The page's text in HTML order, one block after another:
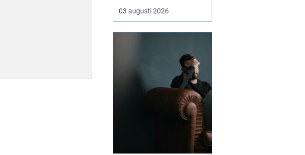
Behandlingshem bli
trygga punkt som
bara om att få tak över
huvudet, utan om att få
skydd, professi...
03 augusti 2026